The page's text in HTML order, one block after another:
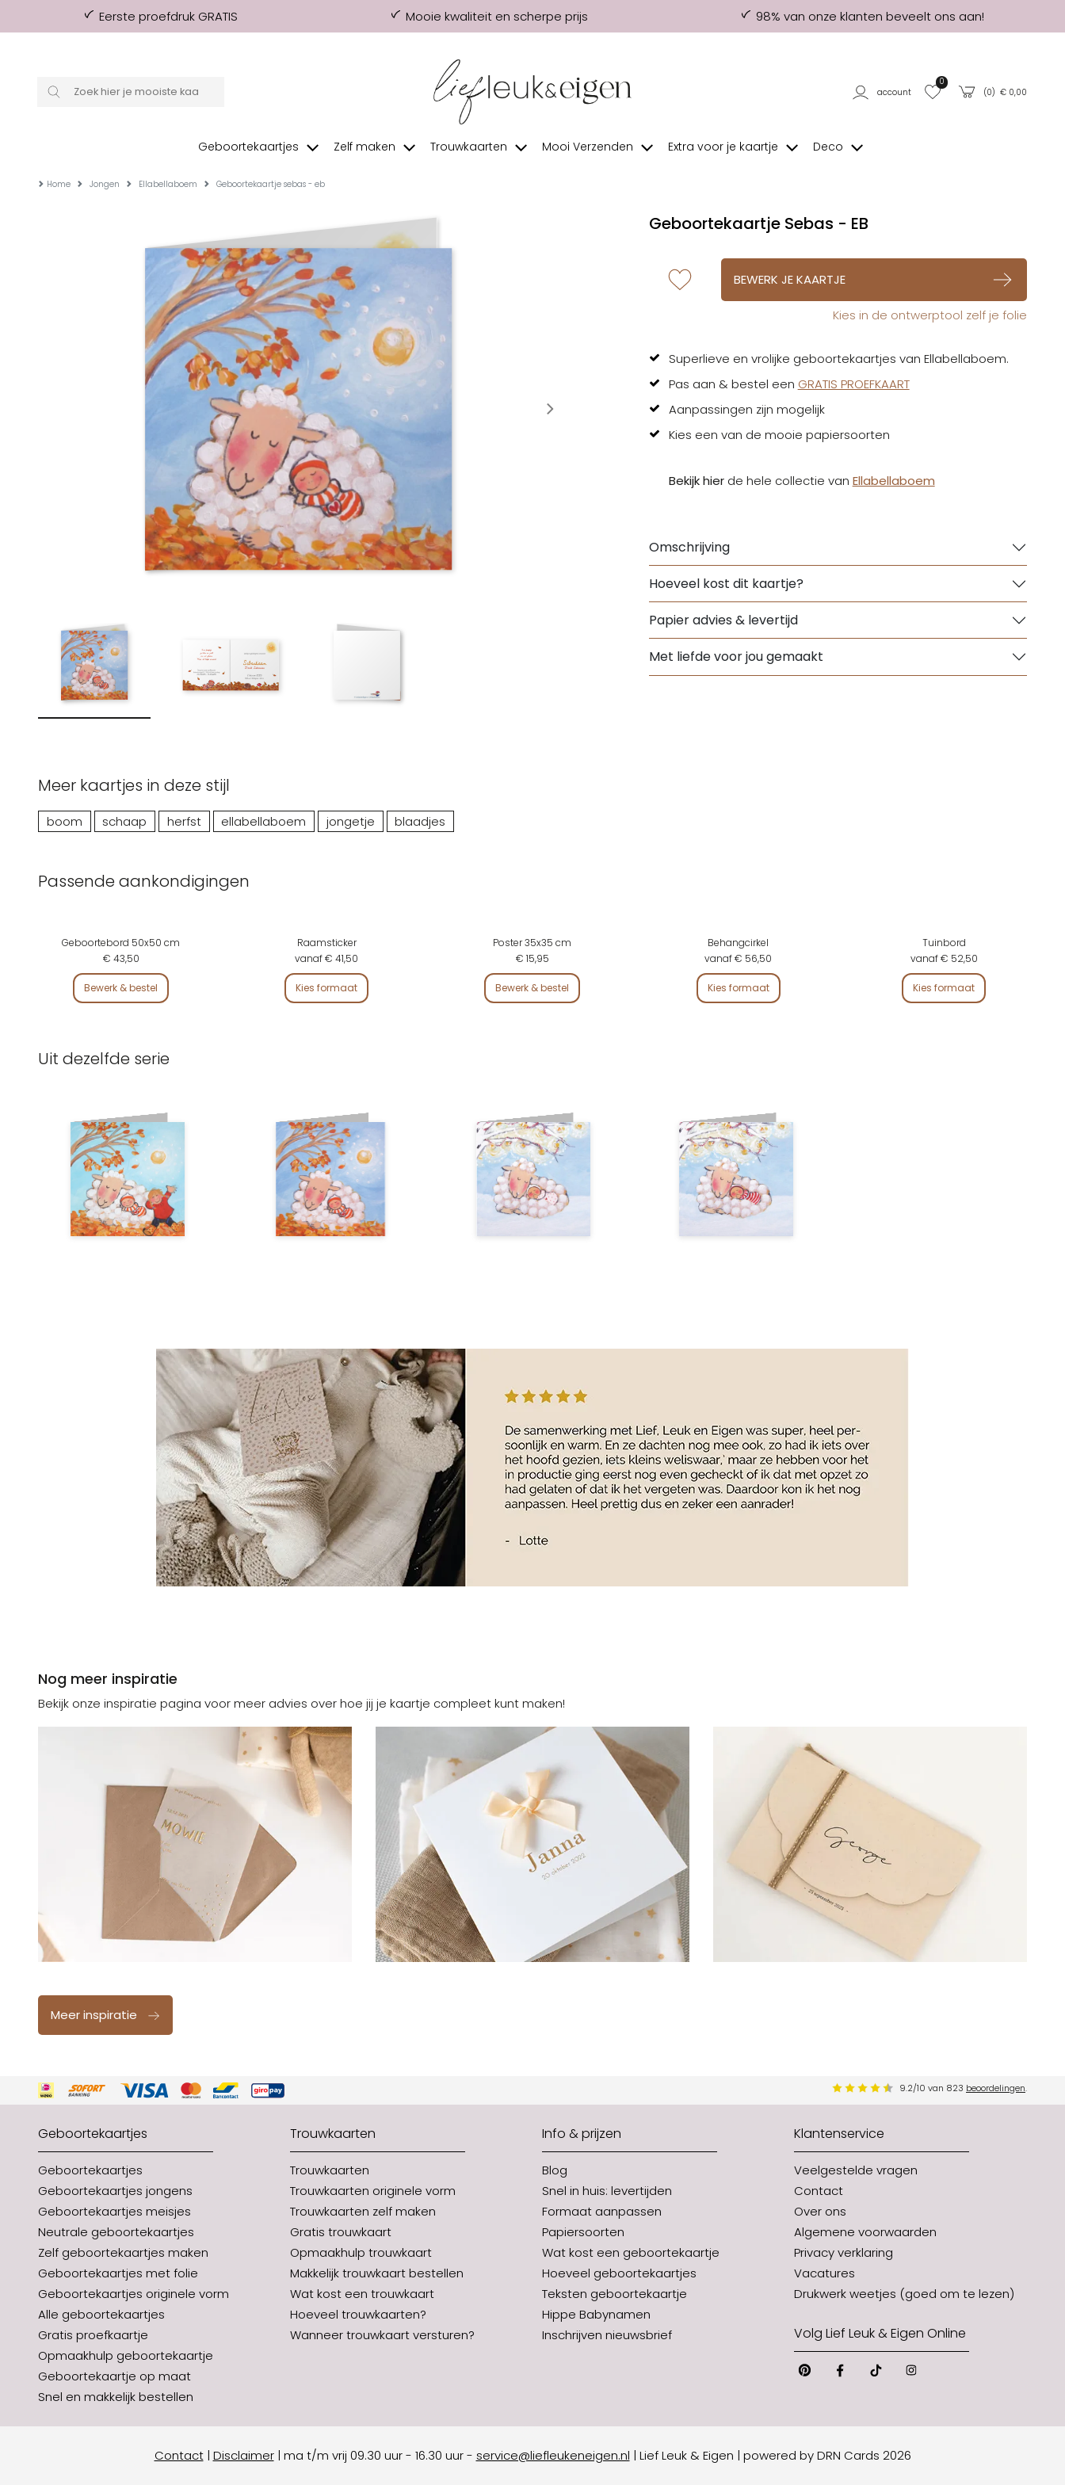
Eerste proefdruk GRATIS Mooie kwaliteit en scherpe prijs 98% van onze klanten beveelt ons aan!
account
0
(0) € 0,00
Geboortekaartjes Zelf maken Trouwkaarten Mooi Verzenden Extra voor je kaartje Deco
Home Jongen Ellabellaboem Geboortekaartje sebas - eb
Geboortekaartje Sebas - EB
BEWERK JE KAARTJE
Kies in de ontwerptool zelf je folie
Superlieve en vrolijke geboortekaartjes van Ellabellaboem.
Pas aan & bestel een GRATIS PROEFKAART
Aanpassingen zijn mogelijk
Kies een van de mooie papiersoorten
Bekijk hierde hele collectie van Ellabellaboem
Omschrijving
Hoeveel kost dit kaartje?
Papier advies & levertijd
Met liefde voor jou gemaakt
Meer kaartjes in deze stijl
boom schaap herfst ellabellaboem jongetje blaadjes
Passende aankondigingen
Geboortebord 50x50 cm
€ 43,50
Bewerk & bestel
Raamsticker
vanaf € 41,50
Kies formaat
Poster 35x35 cm
€ 15,95
Bewerk & bestel
Behangcirkel
vanaf € 56,50
Kies formaat
Tuinbord
vanaf € 52,50
Kies formaat
Uit dezelfde serie
Nog meer inspiratie
Bekijk onze inspiratie pagina voor meer advies over hoe jij je kaartje compleet kunt maken!
Meer inspiratie
9.2/10 van 823 beoordelingen.
Geboortekaartjes
Geboortekaartjes
Geboortekaartjes jongens
Geboortekaartjes meisjes
Neutrale geboortekaartjes
Zelf geboortekaartjes maken
Geboortekaartjes met folie
Geboortekaartjes originele vorm
Alle geboortekaartjes
Gratis proefkaartje
Opmaakhulp geboortekaartje
Geboortekaartje op maat
Snel en makkelijk bestellen
Trouwkaarten
Trouwkaarten
Trouwkaarten originele vorm
Trouwkaarten zelf maken
Gratis trouwkaart
Opmaakhulp trouwkaart
Makkelijk trouwkaart bestellen
Wat kost een trouwkaart
Hoeveel trouwkaarten?
Wanneer trouwkaart versturen?
Info & prijzen
Blog
Snel in huis: levertijden
Formaat aanpassen
Papiersoorten
Wat kost een geboortekaartje
Hoeveel geboortekaartjes
Teksten geboortekaartje
Hippe Babynamen
Inschrijven nieuwsbrief
Klantenservice
Veelgestelde vragen
Contact
Over ons
Algemene voorwaarden
Privacy verklaring
Vacatures
Drukwerk weetjes (goed om te lezen)
Volg Lief Leuk & Eigen Online
PinterestFacebook
Tiktok
Contact| Disclaimer| ma t/m vrij 09.30 uur - 16.30 uur- service@liefleukeneigen.nl | Lief Leuk & Eigen | powered by DRN Cards 2026